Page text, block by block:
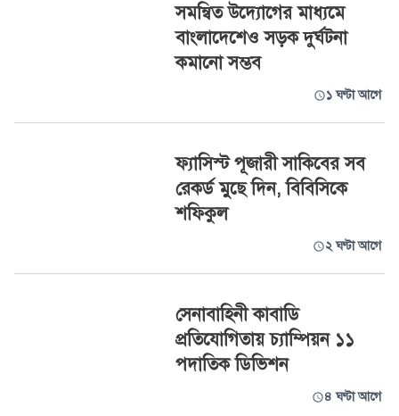
সমন্বিত উদ্যোগের মাধ্যমে
বাংলাদেশেও সড়ক দুর্ঘটনা
কমানো সম্ভব
১ ঘণ্টা আগে
ফ্যাসিস্ট পূজারী সাকিবের সব
রেকর্ড মুছে দিন, বিবিসিকে
শফিকুল
২ ঘণ্টা আগে
সেনাবাহিনী কাবাডি
প্রতিযোগিতায় চ্যাম্পিয়ন ১১
পদাতিক ডিভিশন
৪ ঘণ্টা আগে